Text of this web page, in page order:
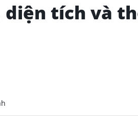
diện tích và